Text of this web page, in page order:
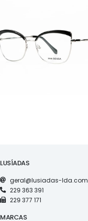
LUSÍADAS
geral@lusiadas-lda.com
229 363 391
229 377 171
MARCAS